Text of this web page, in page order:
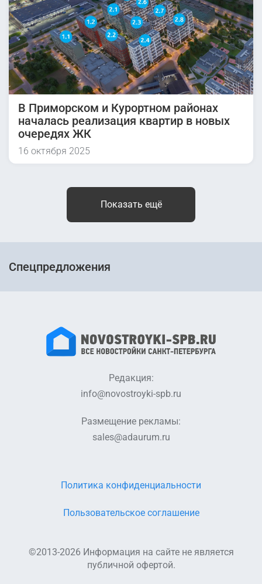
В Приморском и Курортном районах
началась реализация квартир в новых
очередях ЖК
16 октября 2025
Показать ещё
Спецпредложения
Редакция:
info@novostroyki-spb.ru
Размещение рекламы:
sales@adaurum.ru
©2013-2026 Информация на сайте не является
публичной офертой.
Пользовательское соглашение
Политика конфиденциальности